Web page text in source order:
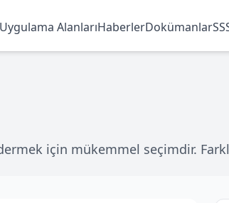
Uygulama AlanlarıHaberlerDokümanlar
için mükemmel seçimdir.